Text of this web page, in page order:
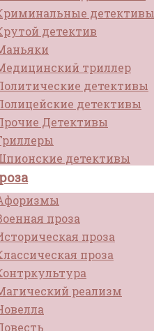
детективы
детектив
триллер
детективы
детективы
Детективы
детективы
проза
проза
проза
реализм